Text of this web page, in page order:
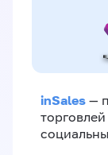
inSales —